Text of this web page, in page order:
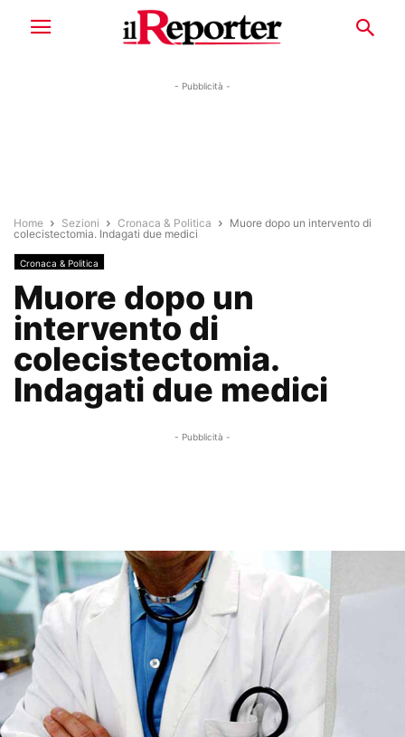
- Pubblicità -
Home Sezioni Cronaca & Politica
Muore dopo un intervento di
colecistectomia. Indagati due medici
Cronaca & Politica
Muore dopo un
intervento di
colecistectomia.
Indagati due medici
- Pubblicità -